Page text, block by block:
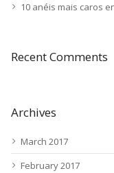
10 anéis mais caros
Recent Comments
Archives
March 2017
February 2017